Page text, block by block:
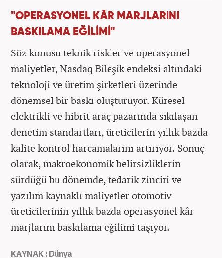
"OPERASYONEL KÂR MARJLARINI
BASKILAMA EĞİLİMİ"
Söz konusu teknik riskler ve operasyonel
maliyetler, Nasdaq Bileşik endeksi altındaki
teknoloji ve üretim şirketleri üzerinde
dönemsel bir baskı oluşturuyor. Küresel
elektrikli ve hibrit araç pazarında sıkılaşan
denetim standartları, üreticilerin yıllık bazda
kalite kontrol harcamalarını artırıyor. Sonuç
olarak, makroekonomik belirsizliklerin
sürdüğü bu dönemde, tedarik zinciri ve
yazılım kaynaklı maliyetler otomotiv
üreticilerinin yıllık bazda operasyonel kâr
marjlarını baskılama eğilimi taşıyor.
KAYNAK : Dünya